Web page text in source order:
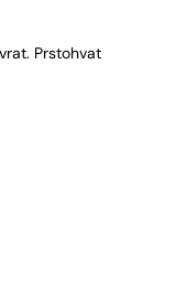
Prstohvat